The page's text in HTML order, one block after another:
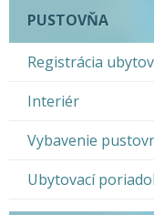
PUSTOVŇA
Registrácia
Interiér
Vybavenie
Ubytovací